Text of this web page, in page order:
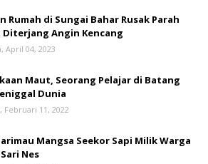
Rumah di Sungai Bahar Rusak Parah
Angin Kencang
April 04, 2023
Maut, Seorang Pelajar di Batang
Dunia
Februari 11, 2022
Mangsa Seekor Sapi Milik Warga
Nes